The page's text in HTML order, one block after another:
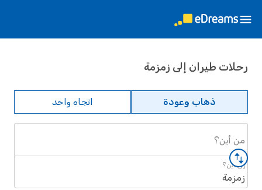
رحلات طيران إلى زمزمة
ذهاب وعودة اتجاه واحد
من أين؟
إلى أين؟
زمزمة